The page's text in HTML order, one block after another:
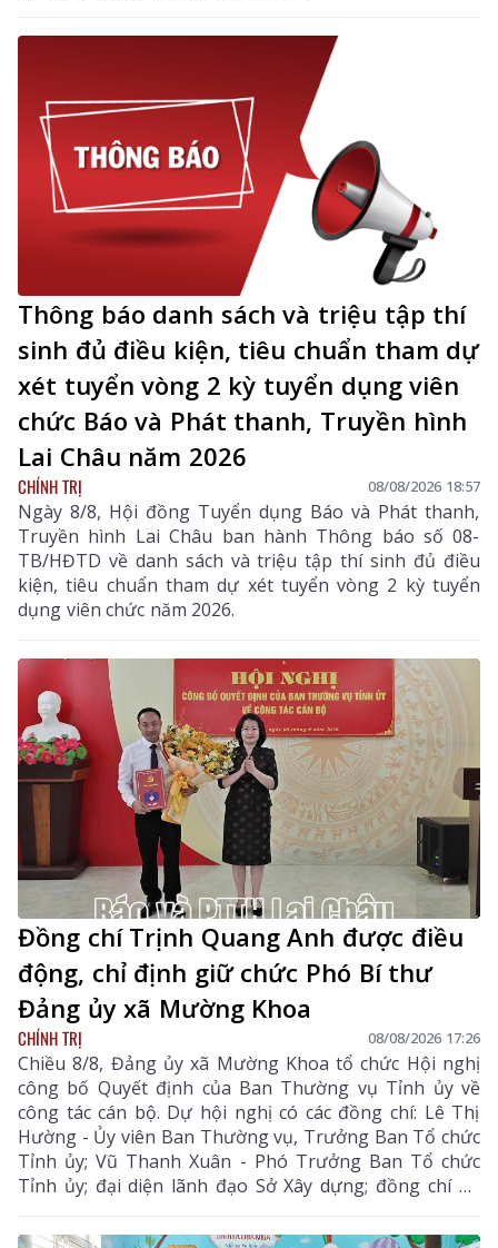
Thông báo danh sách và triệu tập thí
sinh đủ điều kiện, tiêu chuẩn tham dự
xét tuyển vòng 2 kỳ tuyển dụng viên
chức Báo và Phát thanh, Truyền hình
Lai Châu năm 2026
CHÍNH TRỊ 08/08/2026 18:57
Ngày 8/8, Hội đồng Tuyển dụng Báo và Phát thanh,
Truyền hình Lai Châu ban hành Thông báo số 08-
TB/HĐTD về danh sách và triệu tập thí sinh đủ điều
kiện, tiêu chuẩn tham dự xét tuyển vòng 2 kỳ tuyển
dụng viên chức năm 2026.
Đồng chí Trịnh Quang Anh được điều
động, chỉ định giữ chức Phó Bí thư
Đảng ủy xã Mường Khoa
CHÍNH TRỊ 08/08/2026 17:26
Chiều 8/8, Đảng ủy xã Mường Khoa tổ chức Hội nghị
công bố Quyết định của Ban Thường vụ Tỉnh ủy về
công tác cán bộ. Dự hội nghị có các đồng chí: Lê Thị
Hường - Ủy viên Ban Thường vụ, Trưởng Ban Tổ chức
Tỉnh ủy; Vũ Thanh Xuân - Phó Trưởng Ban Tổ chức
Tỉnh ủy; đại diện lãnh đạo Sở Xây dựng; đồng chí Lò
Văn Biên - Bí thư Đảng ủy, Chủ tịch HĐND xã Mường
Khoa.